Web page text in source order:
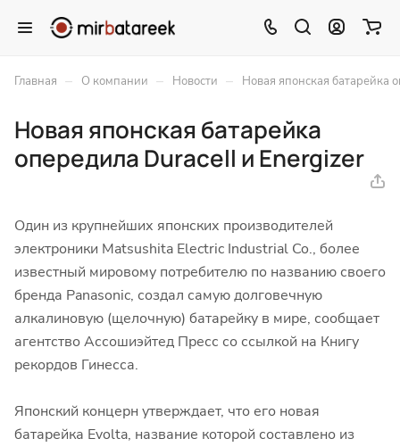
Главная – О компании – Новости – Новая японская батарейка
Новая японская батарейка
опередила Duracell и Energizer
Один из крупнейших японских производителей
электроники Matsushita Electric Industrial Co., более
известный мировому потребителю по названию своего
бренда Panasonic, создал самую долговечную
алкалиновую (щелочную) батарейку в мире, сообщает
агентство Ассошиэйтед Пресс со ссылкой на Книгу
рекордов Гинесса.
Японский концерн утверждает, что его новая
батарейка Evolta, название которой составлено из